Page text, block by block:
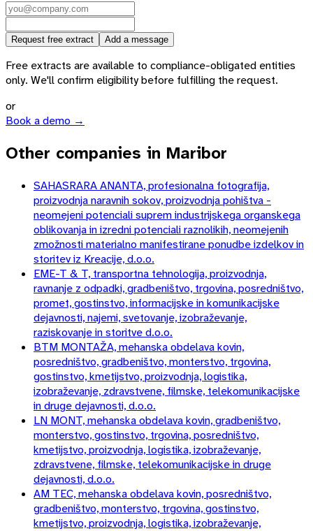
Request free extract Add a message
Free extracts are available to compliance-obligated entities
only. We'll confirm eligibility before fulfilling the request.
or
Book a demo →
Other companies in Maribor
SAHASRARA ANANTA, profesionalna fotografija,
proizvodnja naravnih sokov, proizvodnja pohištva -
neomejeni potenciali suprem industrijskega organskega
oblikovanja in izredni potenciali raznolikih, neomejenih
zmožnosti materialno manifestirane ponudbe izdelkov in
storitev iz Kreacije, d.o.o.
EME-T & T, transportna tehnologija, proizvodnja,
ravnanje z odpadki, gradbeništvo, trgovina, posredništvo,
promet, gostinstvo, informacijske in komunikacijske
dejavnosti, najemi, svetovanje, izobraževanje,
raziskovanje in storitve d.o.o.
BTM MONTAŽA, mehanska obdelava kovin,
posredništvo, gradbeništvo, monterstvo, trgovina,
gostinstvo, kmetijstvo, proizvodnja, logistika,
izobraževanje, zdravstvene, filmske, telekomunikacijske
in druge dejavnosti, d.o.o.
LN MONT, mehanska obdelava kovin, gradbeništvo,
monterstvo, gostinstvo, trgovina, posredništvo,
kmetijstvo, proizvodnja, logistika, izobraževanje,
zdravstvene, filmske, telekomunikacijske in druge
dejavnosti, d.o.o.
AM TEC, mehanska obdelava kovin, posredništvo,
gradbeništvo, monterstvo, trgovina, gostinstvo,
kmetijstvo, proizvodnja, logistika, izobraževanje,